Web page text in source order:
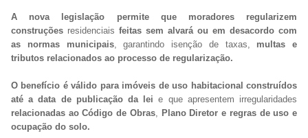
A nova legislação permite que moradores regularizem
construções residenciais feitas sem alvará ou em desacordo com
as normas municipais, garantindo isenção de taxas, multas e
tributos relacionados ao processo de regularização.
O benefício é válido para imóveis de uso habitacional construídos
até a data de publicação da leie que apresentem irregularidades
relacionadas ao Código de Obras, Plano Diretor e regras de uso e
ocupação do solo.